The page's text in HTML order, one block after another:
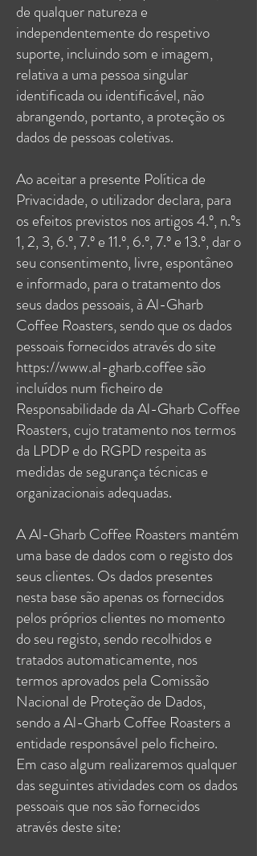
de qualquer natureza e
independentemente do respetivo
suporte, incluindo som e imagem,
relativa a uma pessoa singular
identificada ou identificável, não
abrangendo, portanto, a proteção os
dados de pessoas coletivas.
Ao aceitar a presente Política de
Privacidade, o utilizador declara, para
os efeitos previstos nos artigos 4.º, n.ºs
1, 2, 3, 6.º, 7.º e 11.º, 6.º, 7.º e 13.º, dar o
seu consentimento, livre, espontâneo
e informado, para o tratamento dos
seus dados pessoais, à Al-Gharb
Coffee Roasters, sendo que os dados
pessoais fornecidos através do site
https://www.al-gharb.coffee são
incluídos num ficheiro de
Responsabilidade da Al-Gharb Coffee
Roasters, cujo tratamento nos termos
da LPDP e do RGPD respeita as
medidas de segurança técnicas e
organizacionais adequadas.
A Al-Gharb Coffee Roasters mantém
uma base de dados com o registo dos
seus clientes. Os dados presentes
nesta base são apenas os fornecidos
pelos próprios clientes no momento
do seu registo, sendo recolhidos e
tratados automaticamente, nos
termos aprovados pela Comissão
Nacional de Proteção de Dados,
sendo a Al-Gharb Coffee Roasters a
entidade responsável pelo ficheiro.
Em caso algum realizaremos qualquer
das seguintes atividades com os dados
pessoais que nos são fornecidos
através deste site: